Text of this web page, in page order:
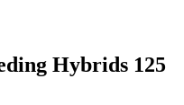
Hybrids 125